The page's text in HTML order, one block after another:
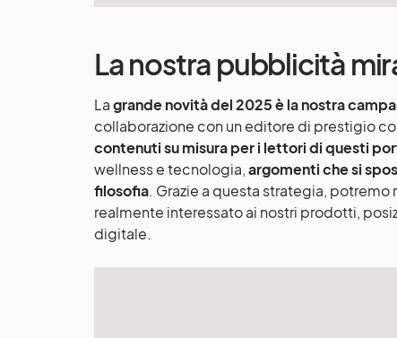
La nostra pubblicità
Lagrande novità del 2025 è la nostra
collaborazione con un editore di prestigio
contenuti su misura per i lettoridi questi
wellness e tecnologia,argomenti che si
filosofia. Grazie a questa strategia,
realmente interessato ai nostri prodotti,
digitale.